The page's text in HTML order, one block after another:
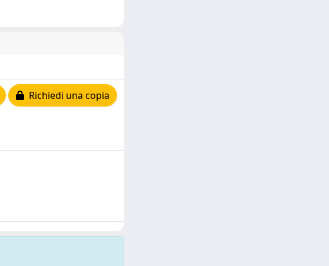
Richiedi una copia